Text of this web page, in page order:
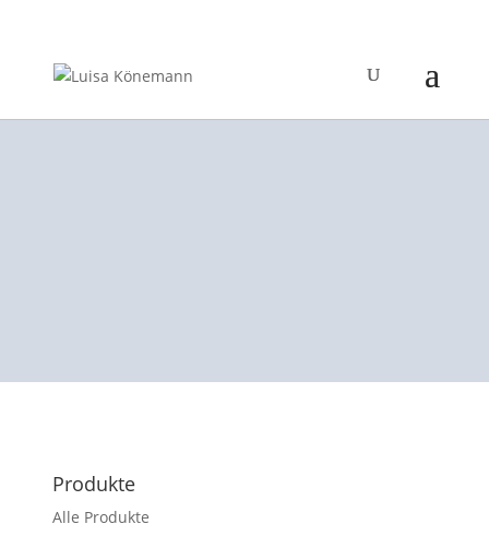
Produkte
Alle Produkte